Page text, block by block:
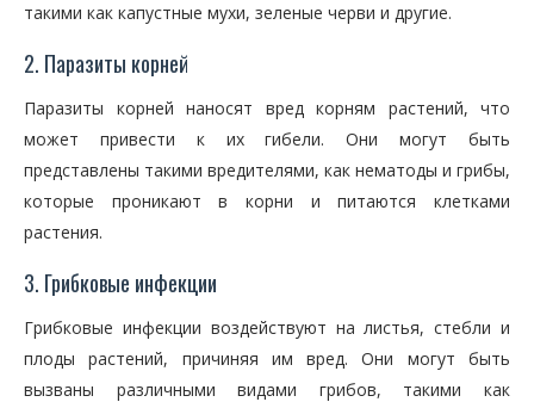
такими как капустные мухи, зеленые черви и другие.
2. Паразиты корней
Паразиты корней наносят вред корням растений, что
может привести к их гибели. Они могут быть
представлены такими вредителями, как нематоды и грибы,
которые проникают в корни и питаются клетками
растения.
3. Грибковые инфекции
Грибковые инфекции воздействуют на листья, стебли и
плоды растений, причиняя им вред. Они могут быть
вызваны различными видами грибов, такими как